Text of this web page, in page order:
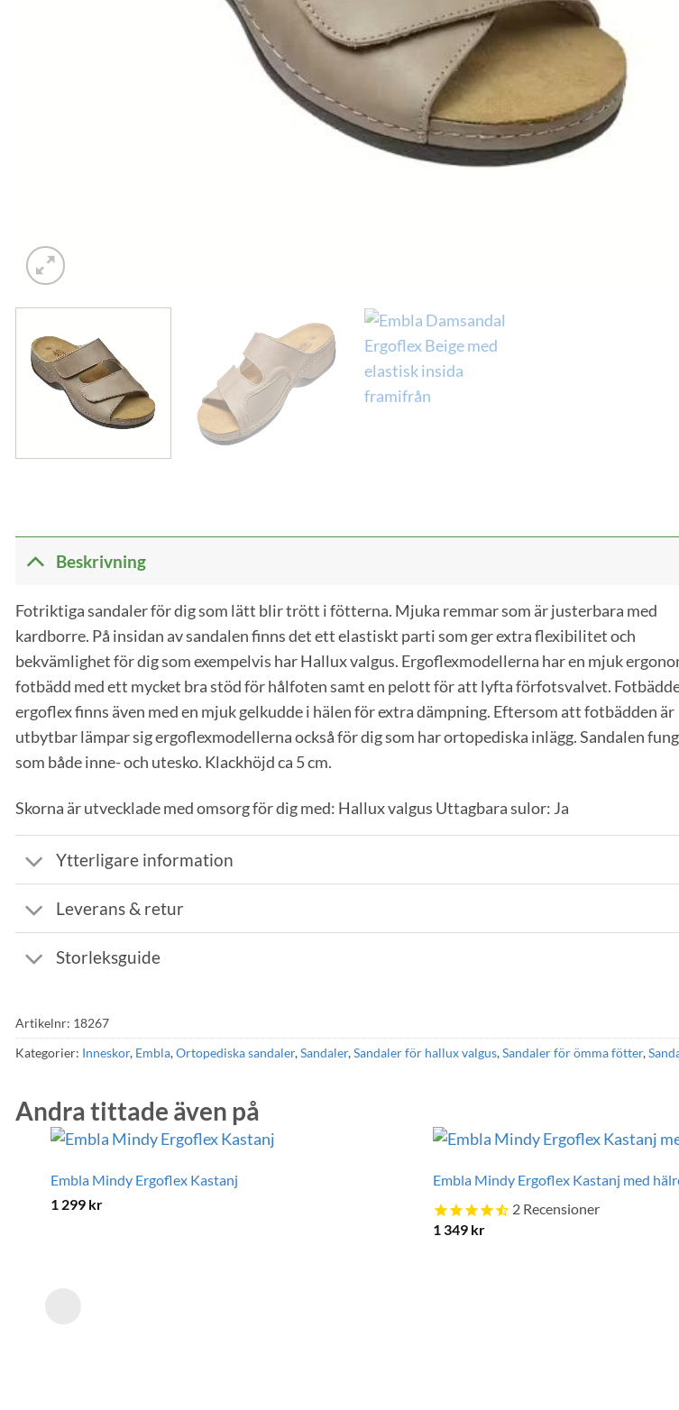
Beskrivning
Fotriktiga sandaler för dig som lätt blir trött i fötterna. Mjuka remmar som är justerbara med
kardborre. På insidan av sandalen finns det ett elastiskt parti som ger extra flexibilitet och
bekvämlighet för dig som exempelvis har Hallux valgus. Ergoflexmodellerna har en mjuk
fotbädd med ett mycket bra stöd för hålfoten samt en pelott för att lyfta förfotsvalvet.
ergoflex finns även med en mjuk gelkudde i hälen för extra dämpning. Eftersom att fotbädden är
utbytbar lämpar sig ergoflexmodellerna också för dig som har ortopediska inlägg. Sandalen
som både inne- och utesko. Klackhöjd ca 5 cm.
Skorna är utvecklade med omsorg för dig med: Hallux valgus Uttagbara sulor: Ja
Ytterligare information
Leverans & retur
Storleksguide
Artikelnr: 18267
Kategorier: Inneskor, Embla,Ortopediska sandaler,Sandaler,Sandaler för hallux valgus,Sandaler för ömma fötter,
Andra tittade även på
Embla Mindy Ergoflex Kastanj
1 299 kr
Embla Mindy Ergoflex Kastanj med
2 Recensioner
1 349 kr